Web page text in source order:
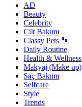
AD
Beauty
Celebrity
Cilt Bakımı
Classy Pets 🐾
Daily Routine
Health & Wellness
Makyaj (Make up)
Saç Bakımı
Selfcare
Style
Trends